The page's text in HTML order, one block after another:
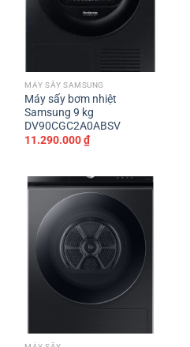
MÁY SẤY SAMSUNG
Máy sấy bơm nhiệt
Samsung 9 kg
DV90CGC2A0ABSV
11.290.000₫